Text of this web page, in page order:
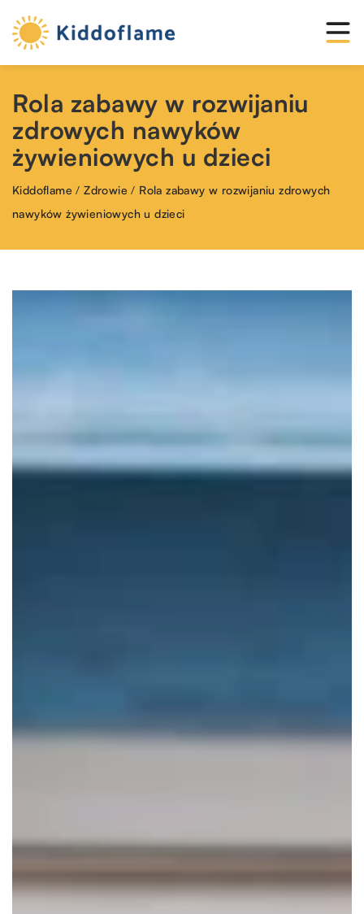
Rola zabawy w rozwijaniu
zdrowych nawyków
żywieniowych u dzieci
Kiddoflame /Zdrowie / Rola zabawy w rozwijaniu zdrowych
nawyków żywieniowych u dzieci